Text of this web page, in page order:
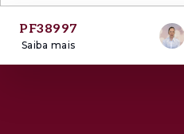
PF38997
Saiba mais